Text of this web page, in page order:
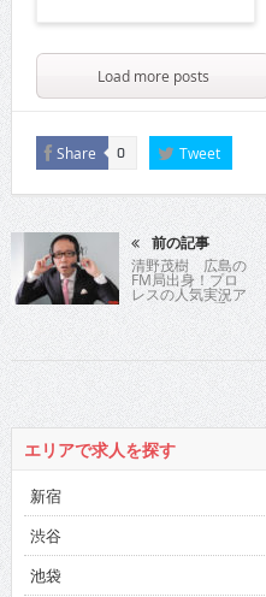
Load more posts
Share 0 Tweet
前の記事
清野茂樹 広島の
FM局出身！プロ
レスの人気実況ア
ナが“イズム”受け
継ぎ実況道を往く
エリアで求人を探す
新宿
渋谷
池袋